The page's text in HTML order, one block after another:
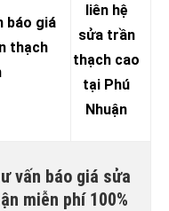
báo giá
thạch
liên hệ
sửa trần
thạch cao
tại Phú
Nhuận
vấn báo giá sửa
miễn phí 100%